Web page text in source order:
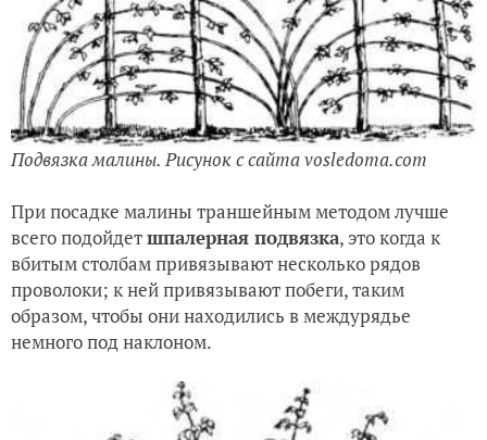
Подвязка малины. Рисунок с сайта vosledoma.com
При посадке малины траншейным методом лучше
всего подойдетшпалерная подвязка, это когда к
вбитым столбам привязывают несколько рядов
проволоки; к ней привязывают побеги, таким
образом, чтобы они находились в междурядье
немного под наклоном.